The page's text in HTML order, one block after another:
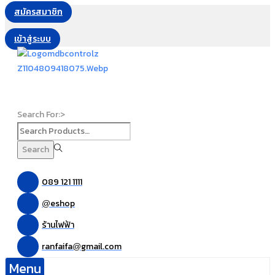
สมัครสมาชิก
เข้าสู่ระบบ
Search For:>
Search
089 121 1111
@eshop
ร้านไฟฟ้า
ranfaifa@gmail.com
Menu